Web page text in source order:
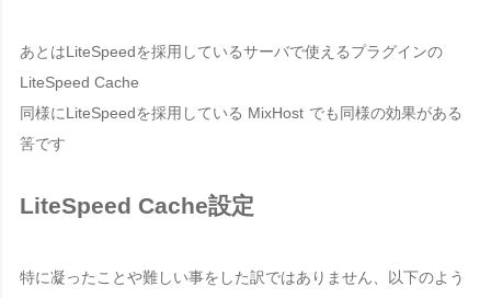
あとはLiteSpeedを採用しているサーバで使えるプラグインの
LiteSpeed Cache
同様にLiteSpeedを採用している MixHost でも同様の効果がある
筈です
LiteSpeed Cache設定
特に凝ったことや難しい事をした訳ではありません、以下のよう